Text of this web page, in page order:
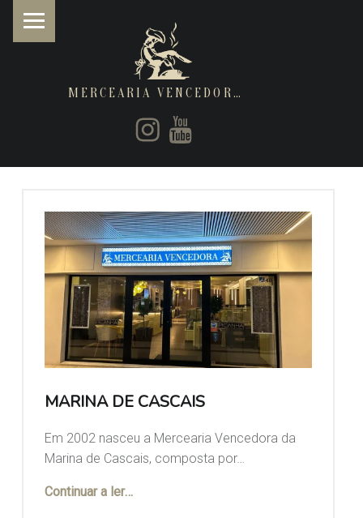
MERCEARIA VENCEDORA
Instagram
Youtube
MARINA DE CASCAIS
Em 2002 nasceu a Mercearia Vencedora da
Marina de Cascais, composta por…
Continuar a ler…